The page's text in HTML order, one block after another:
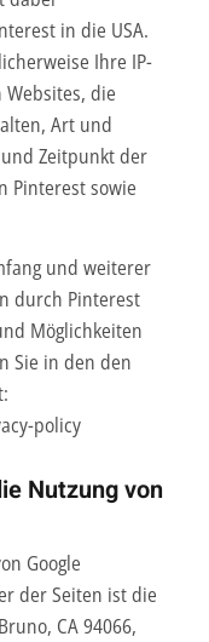
in die USA.
Ihre IP-
die
Art und
Zeitpunkt der
Pinterest sowie
und weiterer
durch Pinterest
Möglichkeiten
Sie in den den
policy
Nutzung von
Google
der Seiten ist die
CA 94066,